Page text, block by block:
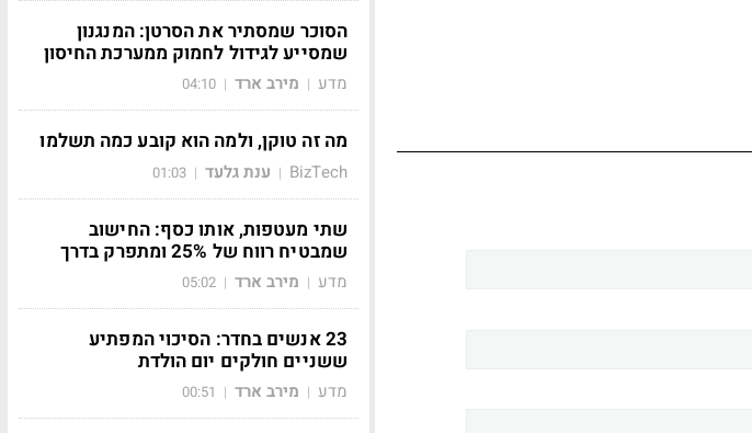
הסוכר שמסתיר את הסרטן: המנגנון
שמסייע לגידול לחמוק ממערכת החיסון
מדע | מירב ארד |
04:10
מה זה טוקן, ולמה הוא קובע כמה תשלמו
BizTech
| ענת גלעד |
01:03
שתי מעטפות, אותו כסף: החישוב
שמבטיח רווח של 25% ומתפרק בדרך
מדע | מירב ארד |
05:02
23 אנשים בחדר: הסיכוי המפתיע
ששניים חולקים יום הולדת
מדע | מירב ארד |
00:51